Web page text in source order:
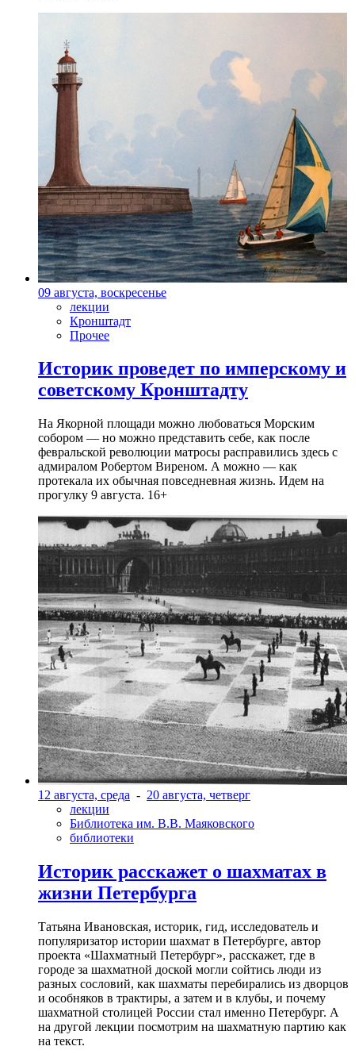
09 августа, воскресенье
лекции
Кронштадт
Прочее
Историк проведет по имперскому и
советскому Кронштадту
На Якорной площади можно любоваться Морским
собором — но можно представить себе, как после
февральской революции матросы расправились здесь с
адмиралом Робертом Виреном. А можно — как
протекала их обычная повседневная жизнь. Идем на
прогулку 9 августа. 16+
12 августа, среда - 20 августа, четверг
лекции
Библиотека им. В.В. Маяковского
библиотеки
Историк расскажет о шахматах в
жизни Петербурга
Татьяна Ивановская, историк, гид, исследователь и
популяризатор истории шахмат в Петербурге, автор
проекта «Шахматный Петербург», расскажет, где в
городе за шахматной доской могли сойтись люди из
разных сословий, как шахматы перебирались из дворцов
и особняков в трактиры, а затем и в клубы, и почему
шахматной столицей России стал именно Петербург. А
на другой лекции посмотрим на шахматную партию как
на текст.